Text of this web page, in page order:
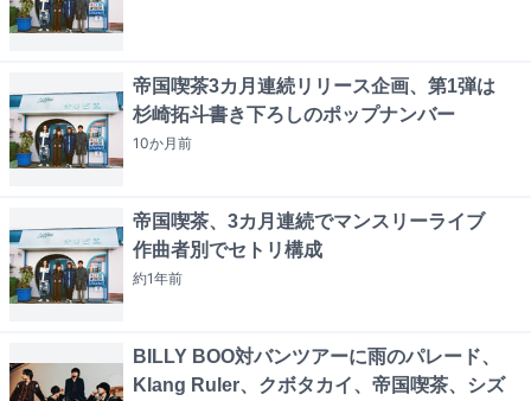
帝国喫茶3カ月連続リリース企画、第1弾は
杉崎拓斗書き下ろしのポップナンバー
10か月前
帝国喫茶、3カ月連続でマンスリーライブ
作曲者別でセトリ構成
約1年前
BILLY BOO対バンツアーに雨のパレード、
Klang Ruler、クボタカイ、帝国喫茶、シズ